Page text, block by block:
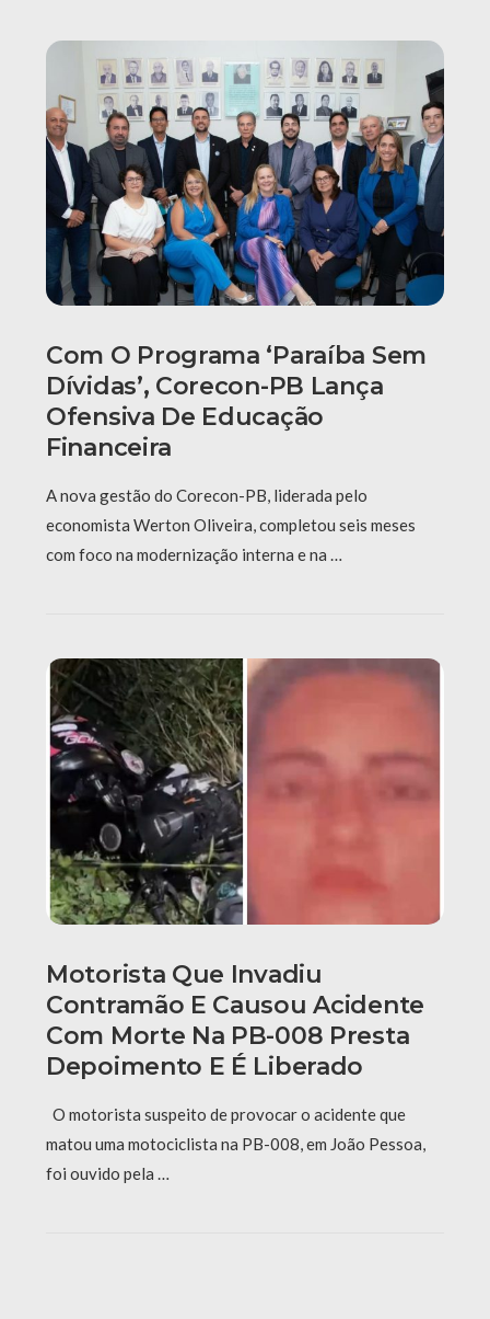
Com O Programa ‘Paraíba Sem
Dívidas’, Corecon-PB Lança
Ofensiva De Educação
Financeira
A nova gestão do Corecon-PB, liderada pelo
economista Werton Oliveira, completou seis meses
com foco na modernização interna e na …
Motorista Que Invadiu
Contramão E Causou Acidente
Com Morte Na PB-008 Presta
Depoimento E É Liberado
O motorista suspeito de provocar o acidente que
matou uma motociclista na PB-008, em João Pessoa,
foi ouvido pela …